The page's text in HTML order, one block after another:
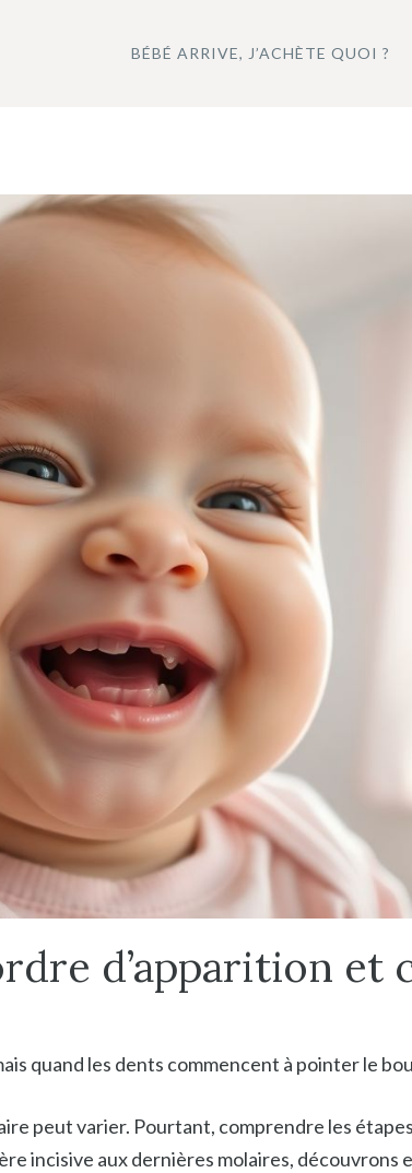
BÉBÉ ARRIVE, J’ACHÈTE QUOI ?
d’apparition et
quand les dents commencent à pointer le
peut varier. Pourtant, comprendre les
incisive aux dernières molaires, découvrons